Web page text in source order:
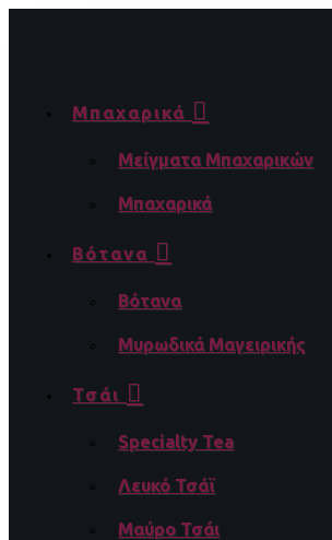
Μπαχαρικά
Μείγματα Μπαχαρικών
Μπαχαρικά
Βότανα
Βότανα
Μυρωδικά Μαγειρικής
Τσάι
Specialty Tea
Λευκό Τσάϊ
Μαύρο Τσάι